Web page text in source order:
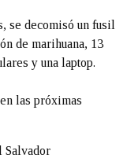
se decomisó un fusil
de marihuana, 13
y una laptop.
las próximas